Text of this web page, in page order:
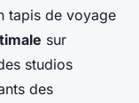
tapis de voyage
sur
studios
des